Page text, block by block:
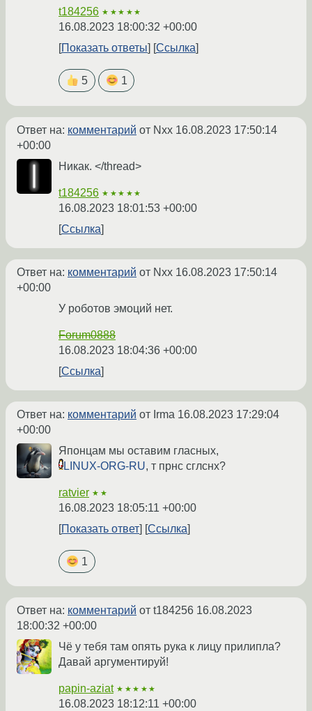
t184256 ★★★★★
16.08.2023 18:00:32 +00:00
Показать ответы
Ссылка
5 1
Ответ на: комментарий от Nxx 16.08.2023 17:50:14
+00:00
Никак. </thread>
t184256 ★★★★★
16.08.2023 18:01:53 +00:00
Ссылка
Ответ на: комментарий от Nxx 16.08.2023 17:50:14
+00:00
У роботов эмоций нет.
Forum0888
16.08.2023 18:04:36 +00:00
Ссылка
Ответ на: комментарий от Irma 16.08.2023 17:29:04
+00:00
Японцам мы оставим гласных,
LINUX-ORG-RU, т прнс сглснх?
ratvier ★★
16.08.2023 18:05:11 +00:00
Показать ответ
Ссылка
1
Ответ на: комментарий от t184256 16.08.2023
18:00:32 +00:00
Чё у тебя там опять рука к лицу прилипла?
Давай аргументируй!
papin-aziat ★★★★★
16.08.2023 18:12:11 +00:00